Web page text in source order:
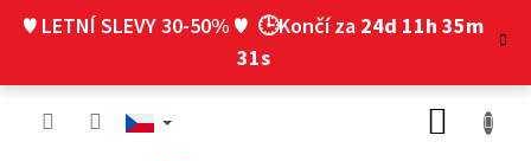
♥ LETNÍ SLEVY 30-50% ♥ 🕒Končí za 24d 11h 35m
30s